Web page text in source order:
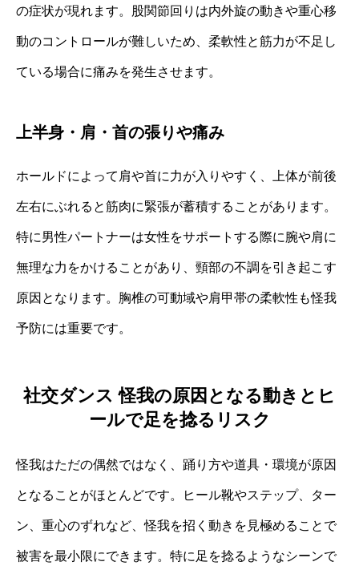
の症状が現れます。股関節回りは内外旋の動きや重心移
動のコントロールが難しいため、柔軟性と筋力が不足し
ている場合に痛みを発生させます。
上半身・肩・首の張りや痛み
ホールドによって肩や首に力が入りやすく、上体が前後
左右にぶれると筋肉に緊張が蓄積することがあります。
特に男性パートナーは女性をサポートする際に腕や肩に
無理な力をかけることがあり、頸部の不調を引き起こす
原因となります。胸椎の可動域や肩甲帯の柔軟性も怪我
予防には重要です。
社交ダンス 怪我の原因となる動きとヒ
ールで足を捻るリスク
怪我はただの偶然ではなく、踊り方や道具・環境が原因
となることがほとんどです。ヒール靴やステップ、ター
ン、重心のずれなど、怪我を招く動きを見極めることで
被害を最小限にできます。特に足を捻るようなシーンで